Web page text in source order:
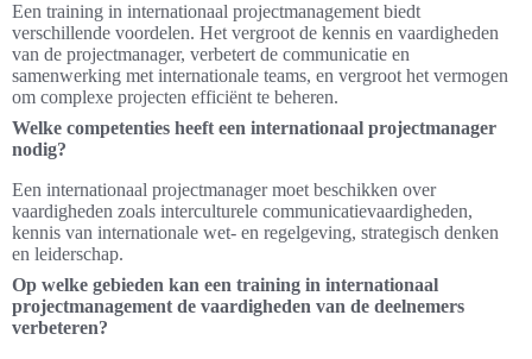
Een training in internationaal projectmanagement biedt
verschillende voordelen. Het vergroot de kennis en vaardigheden
van de projectmanager, verbetert de communicatie en
samenwerking met internationale teams, en vergroot het vermogen
om complexe projecten efficiënt te beheren.
Welke competenties heeft een internationaal projectmanager
nodig?
Een internationaal projectmanager moet beschikken over
vaardigheden zoals interculturele communicatievaardigheden,
kennis van internationale wet- en regelgeving, strategisch denken
en leiderschap.
Op welke gebieden kan een training in internationaal
projectmanagement de vaardigheden van de deelnemers
verbeteren?